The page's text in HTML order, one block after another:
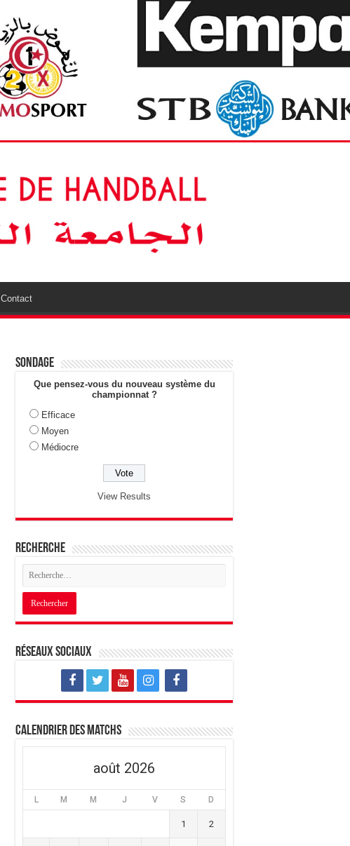
Contact
Sondage
Que pensez-vous du nouveau système du
championnat ?
Efficace
Moyen
Médiocre
View Results
Recherche
Réseaux sociaux
Calendrier des matchs
août 2026
L M M J V S D
1 2